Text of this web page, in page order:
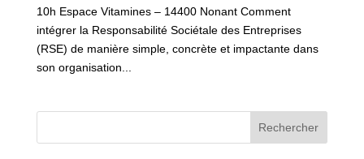
10h Espace Vitamines – 14400 Nonant Comment
intégrer la Responsabilité Sociétale des Entreprises
(RSE) de manière simple, concrète et impactante dans
son organisation...
Rechercher